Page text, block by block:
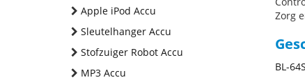
Apple iPod Accu
Sleutelhanger Accu
Stofzuiger Robot Accu
MP3 Accu
Zorg
BL-